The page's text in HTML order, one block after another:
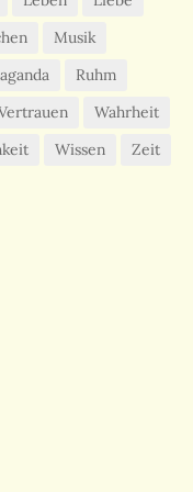
Musik
Ruhm
Wahrheit
Wissen
Zeit